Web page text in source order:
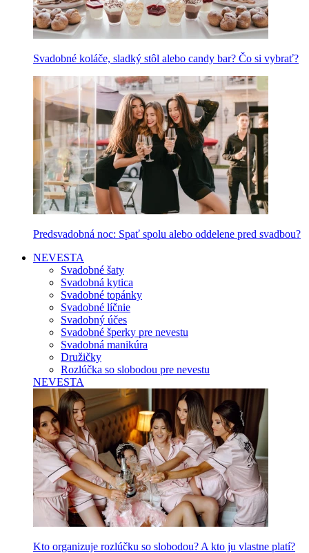
Svadobné koláče, sladký stôl alebo candy bar? Čo si vybrať?
Predsvadobná noc: Spať spolu alebo oddelene pred svadbou?
NEVESTA
Svadobné šaty
Svadobná kytica
Svadobné topánky
Svadobné líčnie
Svadobný účes
Svadobné šperky pre nevestu
Svadobná manikúra
Družičky
Rozlúčka so slobodou pre nevestu
NEVESTA
Kto organizuje rozlúčku so slobodou? A kto ju vlastne platí?